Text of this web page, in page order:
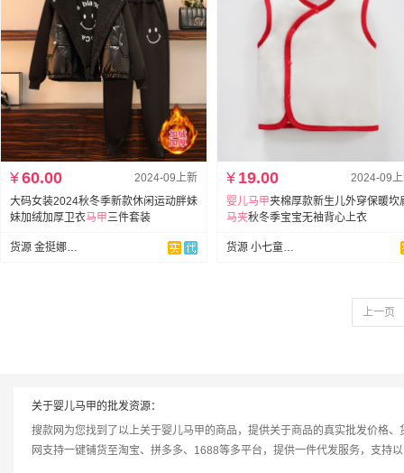
2024-09上新
¥60.00
大码女装2024秋冬季新款休闲运动胖妹
妹加绒加厚卫衣马甲三件套装
货源 金挺娜【全店做货】
2024-09
¥ 19.00
婴儿马甲夹棉厚款新生儿外穿保暖坎
马夹秋冬季宝宝无袖背心上衣
货源 小七童装网批
上一页
关于婴儿马甲的批发资源：
搜款网为您找到了以上关于婴儿马甲的商品，提供关于商品的真实批发价格、
网支持一键铺货至淘宝、拼多多、1688等多平台，提供一件代发服务，支持